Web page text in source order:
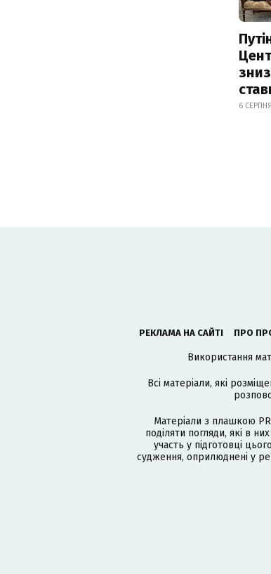
6
РЕКЛАМА НА САЙТІ ПРО
Використання
Всі матеріали, які
Матеріали з плашкою
поділяти погляди, які в
участь у підготовці
судження, оприлюднені у